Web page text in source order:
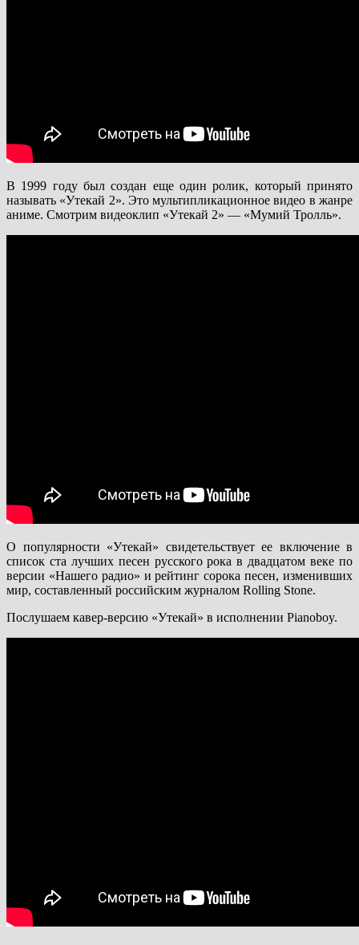
В 1999 году был создан еще один ролик, который принято
называть «Утекай 2». Это мультипликационное видео в жанре
аниме. Смотрим видеоклип «Утекай 2» — «Мумий Тролль».
О популярности «Утекай» свидетельствует ее включение в
список ста лучших песен русского рока в двадцатом веке по
версии «Нашего радио» и рейтинг сорока песен, изменивших
мир, составленный российским журналом Rolling Stone.
Послушаем кавер-версию «Утекай» в исполнении Pianoboy.